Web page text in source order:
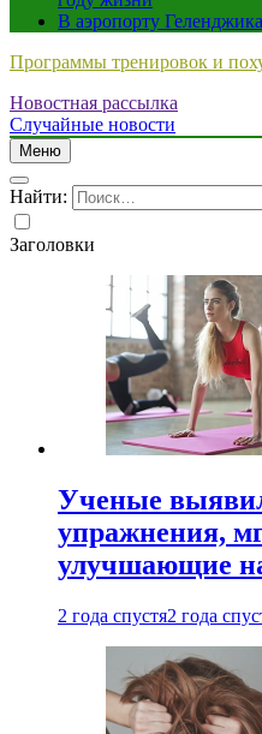
В аэропорту
Программы тренировок и
Новостная рассылка
Случайные новости
Меню
Найти:
Заголовки
Ученые
упражнения,
улучшающие
2 года спустя2 года